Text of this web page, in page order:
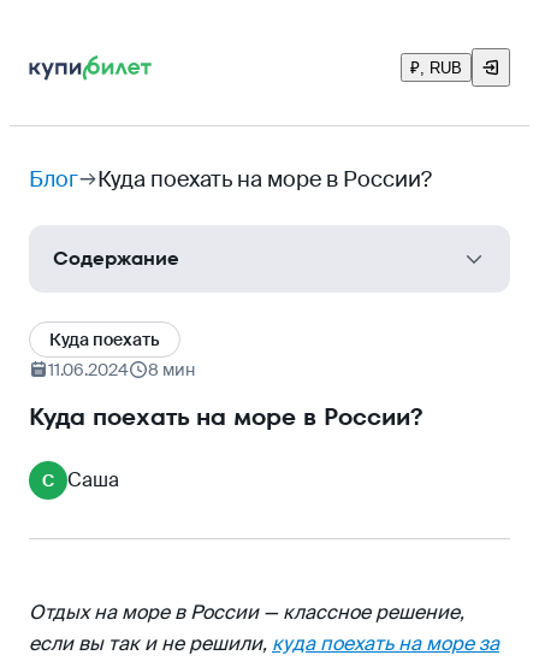
₽, RUB
Блог Куда поехать на море в России?
Содержание
Чёрное море
Сочи
Анапа
Азовское море
Балтийское море
Куда поехать
11.06.2024
8 мин
Куда поехать на море в России?
С Саша
Отдых на море в России — классное решение,
если вы так и не решили, куда поехать на море за